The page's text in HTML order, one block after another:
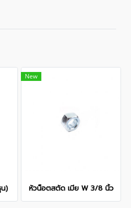
)
New
หัวน็อตสตัด เมีย W 3/8 นิ้ว